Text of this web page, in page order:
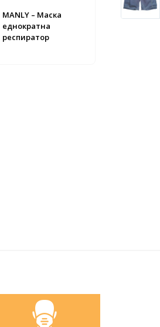
MANLY – Маска
еднократна
респиратор
- 5%